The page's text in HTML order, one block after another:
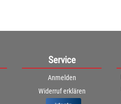
Service
Anmelden
Widerruf erklären